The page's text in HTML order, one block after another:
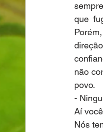
que
não
povo.
-
Aí
Nós